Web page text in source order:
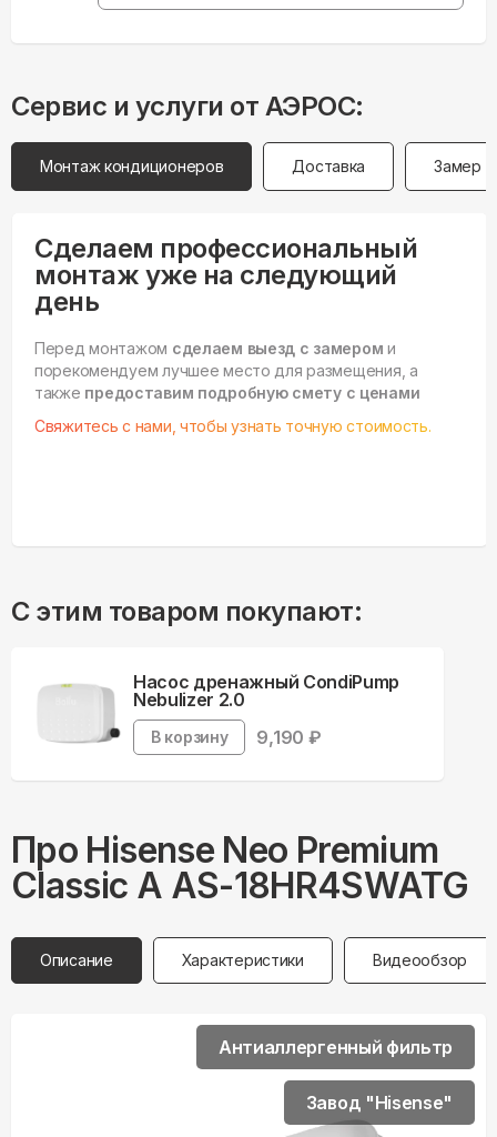
Сервис и услуги от АЭРОС:
Монтаж кондиционеров Доставка Замер
Сделаем профессиональный
монтаж уже на следующий
день
Перед монтажом сделаем выезд с замером и
порекомендуем лучшее место для размещения, а
также предоставим подробную смету с ценами
Свяжитесь с нами, чтобы узнать точную стоимость.
С этим товаром покупают:
Насос дренажный CondiPump
Nebulizer 2.0
В корзину 9,190 ₽
Про Hisense Neo Premium
Classic A AS-18HR4SWATG
Описание Характеристики Видеообзор
Антиаллергенный фильтр
Завод "Hisense"